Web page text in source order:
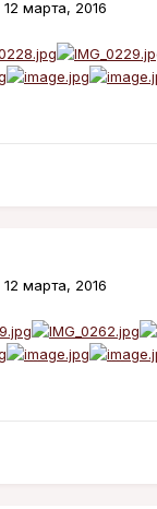
12 марта, 2016
12 марта, 2016